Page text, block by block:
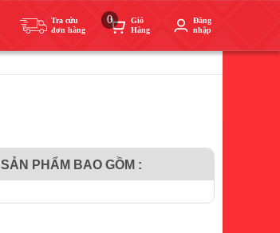
Tra cứu
đơn hàng
0
Giỏ
Hàng
Đăng
nhập
SẢN PHẨM BAO GỒM :